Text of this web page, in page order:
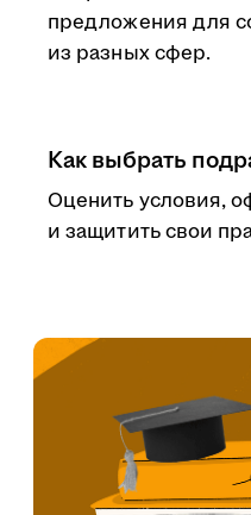
предложения для
из разных сфер.
Как выбрать
Оценить условия,
и защитить свои